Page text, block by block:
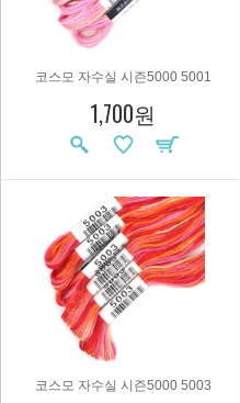
코스모 자수실 시즌5000 5001
1,700원
코스모 자수실 시즌5000 5003